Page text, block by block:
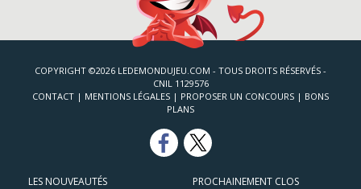
COPYRIGHT ©2026 LEDEMONDUJEU.COM - TOUS DROITS RÉSERVÉS -
CNIL 1129576
CONTACT | MENTIONS LÉGALES | PROPOSER UN CONCOURS | BONS
PLANS
LES NOUVEAUTÉS PROCHAINEMENT CLOS